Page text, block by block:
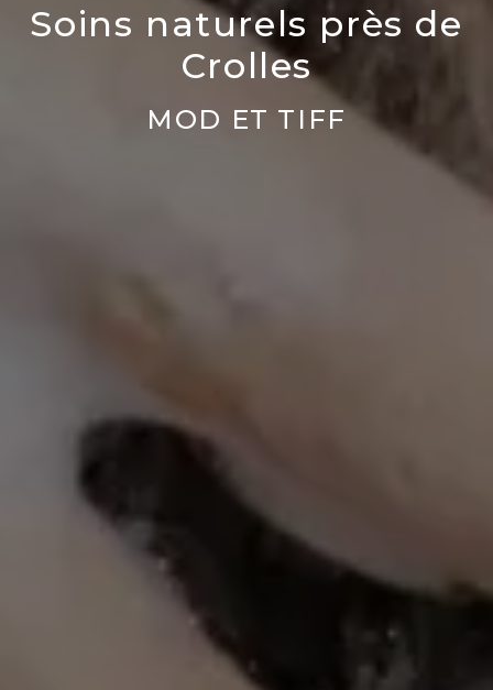
Soins naturels près de
Crolles
MOD ET TIFF